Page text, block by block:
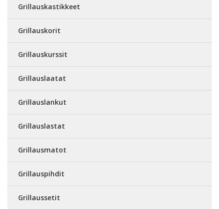
Grillauskastikkeet
Grillauskorit
Grillauskurssit
Grillauslaatat
Grillauslankut
Grillauslastat
Grillausmatot
Grillauspihdit
Grillaussetit